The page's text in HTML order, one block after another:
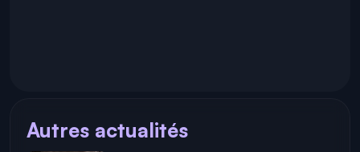
Autres actualités